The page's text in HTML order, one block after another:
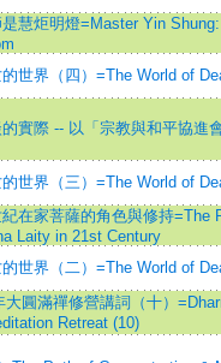
慧炬明燈=Master Yin
世界（四）=The World of
實際 -- 以「宗教與和平協進
世界（三）=The World of
在家菩薩的角色與修持=The
Laity in 21st Century
世界（二）=The World of
大圓滿禪修營講詞（十）
Retreat (10)